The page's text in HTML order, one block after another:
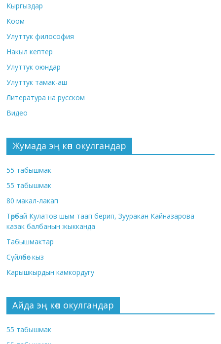
Кыргыздар
Коом
Улуттук философия
Накыл кептер
Улуттук оюндар
Улуттук тамак-аш
Литература на русском
Видео
Жумада эң көп окулгандар
55 табышмак
55 табышмак
80 макал-лакап
Төрөбай Кулатов шым таап берип, Зууракан Кайназарова
казак балбанын жыкканда
Табышмактар
Сүйлөбөс кыз
Карышкырдын камкордугу
Айда эң көп окулгандар
55 табышмак